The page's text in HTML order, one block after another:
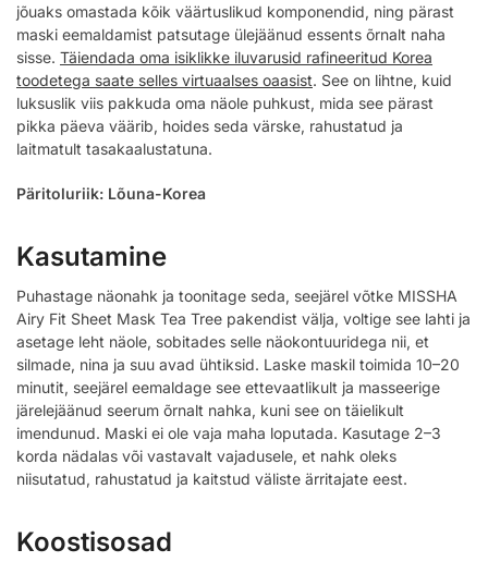
jõuaks omastada kõik väärtuslikud komponendid, ning pärast
maski eemaldamist patsutage ülejäänud essents õrnalt naha
sisse. Täiendada oma isiklikke iluvarusid rafineeritud Korea
toodetega saate selles virtuaalses oaasist. See on lihtne, kuid
luksuslik viis pakkuda oma näole puhkust, mida see pärast
pikka päeva väärib, hoides seda värske, rahustatud ja
laitmatult tasakaalustatuna.
Päritoluriik: Lõuna-Korea
Kasutamine
Puhastage näonahk ja toonitage seda, seejärel võtke MISSHA
Airy Fit Sheet Mask Tea Tree pakendist välja, voltige see lahti ja
asetage leht näole, sobitades selle näokontuuridega nii, et
silmade, nina ja suu avad ühtiksid. Laske maskil toimida 10–20
minutit, seejärel eemaldage see ettevaatlikult ja masseerige
järelejäänud seerum õrnalt nahka, kuni see on täielikult
imendunud. Maski ei ole vaja maha loputada. Kasutage 2–3
korda nädalas või vastavalt vajadusele, et nahk oleks
niisutatud, rahustatud ja kaitstud väliste ärritajate eest.
Koostisosad